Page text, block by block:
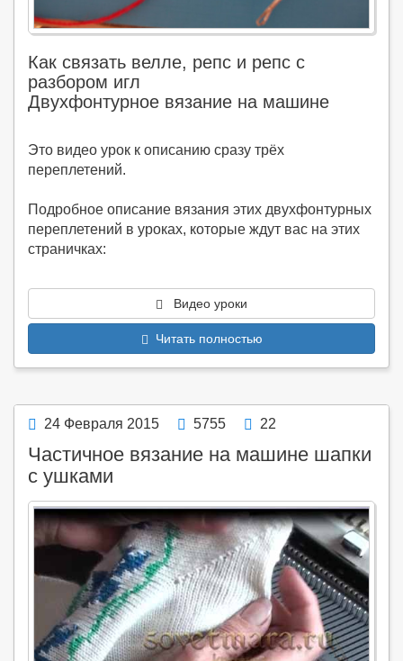
Как связать велле, репс и репс с
разбором игл
Двухфонтурное вязание на машине
Это видео урок к описанию сразу трёх
переплетений.
Подробное описание вязания этих двухфонтурных
переплетений в уроках, которые ждут вас на этих
страничках:
Видео уроки
Читать полностью
24 Февраля 2015 5755 22
Частичное вязание на машине шапки
с ушками